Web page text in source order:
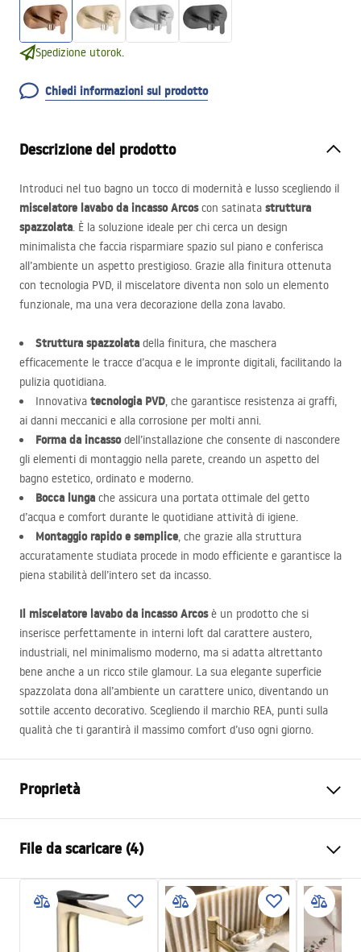
Spedizione utorok.
Chiedi informazioni sul prodotto
Descrizione del prodotto
Introduci nel tuo bagno un tocco di modernità e lusso scegliendo il
miscelatore lavabo da incasso Arcoscon satinata struttura
spazzolata. È la soluzione ideale per chi cerca un design
minimalista che faccia risparmiare spazio sul piano e conferisca
all’ambiente un aspetto prestigioso. Grazie alla finitura ottenuta
con tecnologia PVD, il miscelatore diventa non solo un elemento
funzionale, ma una vera decorazione della zona lavabo.
Struttura spazzolata della finitura, che maschera
efficacemente le tracce d’acqua e le impronte digitali, facilitando la
pulizia quotidiana.
Innovativa tecnologia PVD, che garantisce resistenza ai graffi,
ai danni meccanici e alla corrosione per molti anni.
Forma da incassodell’installazione che consente di nascondere
gli elementi di montaggio nella parete, creando un aspetto del
bagno estetico, ordinato e moderno.
Bocca lunga che assicura una portata ottimale del getto
d’acqua e comfort durante le quotidiane attività di igiene.
Montaggio rapido e semplice, che grazie alla struttura
accuratamente studiata procede in modo efficiente e garantisce la
piena stabilità dell’intero set da incasso.
Il miscelatore lavabo da incasso Arcosè un prodotto che si
inserisce perfettamente in interni loft dal carattere austero,
industriali, nel minimalismo moderno, ma si adatta altrettanto
bene anche a un ricco stile glamour. La sua elegante superficie
spazzolata dona all’ambiente un carattere unico, diventando un
sottile accento decorativo. Scegliendo il marchio REA, punti sulla
qualità che ti garantirà il massimo comfort d’uso ogni giorno.
Proprietà
Metodo di installazione
Colore
Oro spazzolato
Tipo di bocca
Fissa
Ottone
File da scaricare (4)
Istruzioni di montaggio
Faucet.pdf